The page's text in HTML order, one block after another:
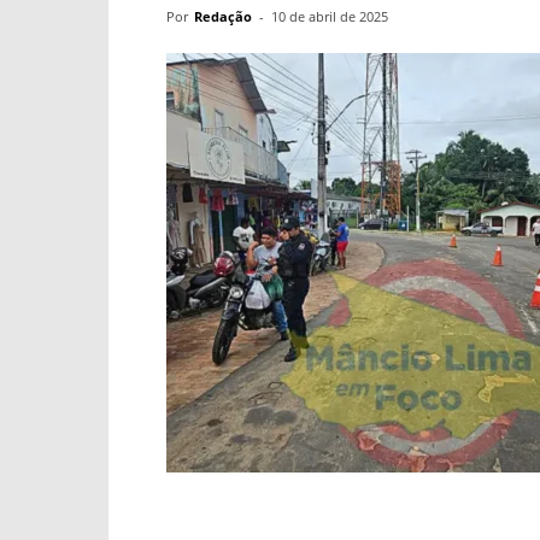
Por Redação - 10 de abril de 2025